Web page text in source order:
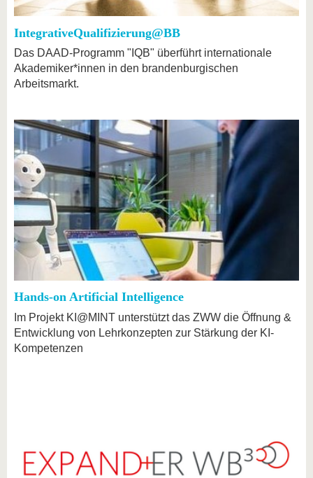
IntegrativeQualifizierung@BB
Das DAAD-Programm "IQB" überführt internationale
Akademiker*innen in den brandenburgischen
Arbeitsmarkt.
Hands-on Artificial Intelligence
Im Projekt KI@MINT unterstützt das ZWW die Öffnung &
Entwicklung von Lehrkonzepten zur Stärkung der KI-
Kompetenzen